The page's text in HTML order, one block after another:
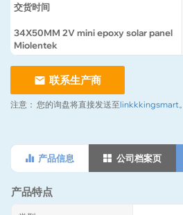
交货时间
34X50MM 2V mini epoxy solar panel
Miolentek
联系生产商
注意： 您的询盘将直接发送至linkkkingsmart。
产品信息 公司档案页
产品特点